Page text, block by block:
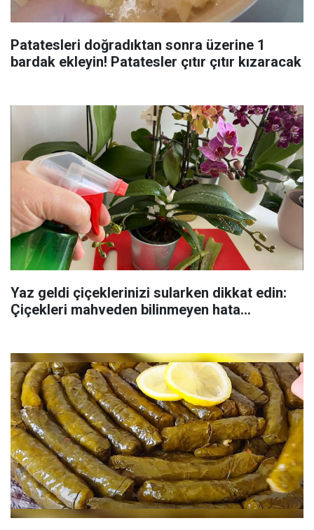
Patatesleri doğradıktan sonra üzerine 1
bardak ekleyin! Patatesler çıtır çıtır kızaracak
Yaz geldi çiçeklerinizi sularken dikkat edin:
Çiçekleri mahveden bilinmeyen hata...